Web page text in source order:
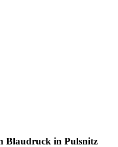
Blaudruck in Pulsnitz